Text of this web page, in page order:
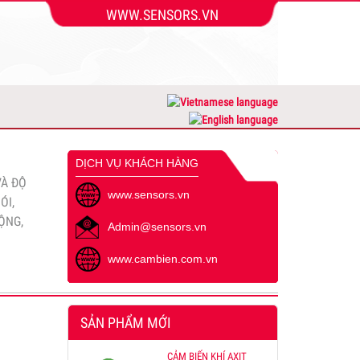
WWW.SENSORS.VN
3
ĐỘ
DỊCH VỤ KHÁCH HÀNG
www.sensors.vn
Admin@sensors.vn
www.cambien.com.vn
SẢN PHẨM MỚI
CẢM BIẾN KHÍ AXIT